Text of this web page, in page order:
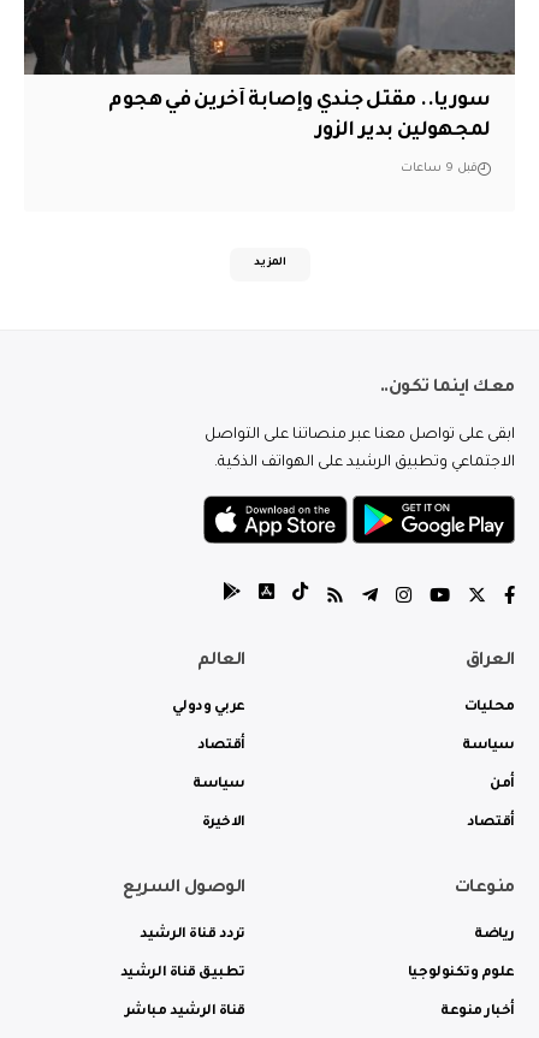
سوريا.. مقتل جندي وإصابة آخرين في هجوم
لمجهولين بدير الزور
قبل 9 ساعات
المزيد
معك اينما تكون..
ابقى على تواصل معنا عبر منصاتنا على التواصل
الاجتماعي وتطبيق الرشيد على الهواتف الذكية.
العراق
محليات
سياسة
أمن
أقتصاد
العالم
عربي ودولي
أقتصاد
سياسة
الاخيرة
منوعات
رياضة
علوم وتكنولوجيا
أخبار منوعة
الوصول السريع
تردد قناة الرشيد
تطبيق قناة الرشيد
قناة الرشيد مباشر